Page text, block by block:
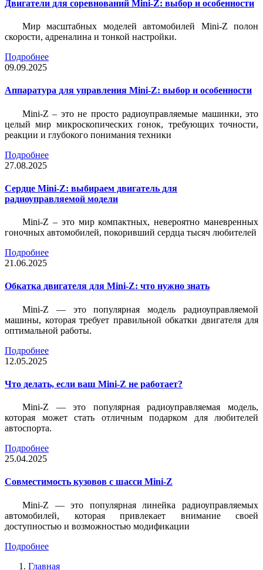
Двигатели для соревнований Mini-Z: выбор и особенности
Мир масштабных моделей автомобилей Mini-Z полон
скорости, адреналина и тонкой настройки.
Подробнее
09.09.2025
Аппаратура для управления Mini-Z: выбор и особенности
Mini-Z – это не просто радиоуправляемые машинки, это
целый мир микроскопических гонок, требующих точности,
реакции и глубокого понимания техники
Подробнее
27.08.2025
Сердце Mini-Z: выбираем двигатель для
радиоуправляемой модели
Mini-Z – это мир компактных, невероятно маневренных
гоночных автомобилей, покоривший сердца тысяч любителей
Подробнее
21.06.2025
Обкатка двигателя для Mini-Z: что нужно знать
Mini-Z — это популярная модель радиоуправляемой
машины, которая требует правильной обкатки двигателя для
оптимальной работы.
Подробнее
12.05.2025
Что делать, если ваш Mini-Z не работает?
Mini-Z — это популярная радиоуправляемая модель,
которая может стать отличным подарком для любителей
автоспорта.
Подробнее
25.04.2025
Совместимость кузовов с шасси Mini-Z
Mini-Z — это популярная линейка радиоуправляемых
автомобилей, которая привлекает внимание своей
доступностью и возможностью модификации
Подробнее
Главная